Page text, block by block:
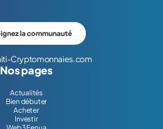
la communauté
Cryptomonnaies.com
Nos pages
Actualités
Bien débuter
Acheter
Investir